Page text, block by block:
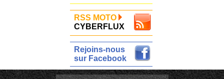
RSS MOTO
CYBERFLUX
Rejoins-nous
sur Facebook